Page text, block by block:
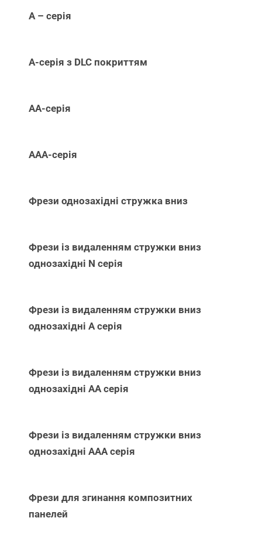
А – серія
А-серія з DLC покриттям
АА-серія
ААА-серія
Фрези однозахідні стружка вниз
Фрези із видаленням стружки вниз
однозахідні N серія
Фрези із видаленням стружки вниз
однозахідні А серія
Фрези із видаленням стружки вниз
однозахідні АА серія
Фрези із видаленням стружки вниз
однозахідні ААА серія
Фрези для згинання композитних
панелей